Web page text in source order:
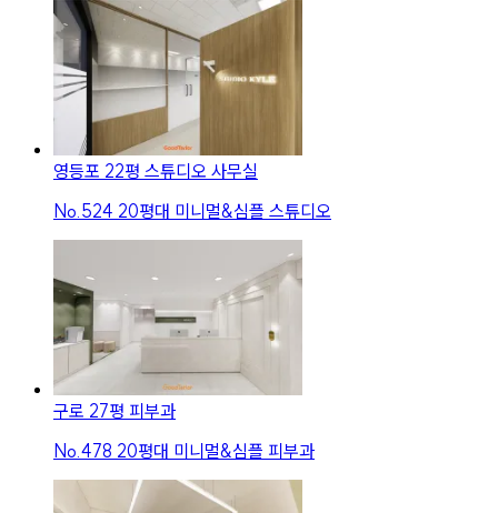
영등포 22평 스튜디오 사무실
No. 524 20평대 미니멀&심플 스튜디오
구로 27평 피부과
No. 478 20평대 미니멀&심플 피부과